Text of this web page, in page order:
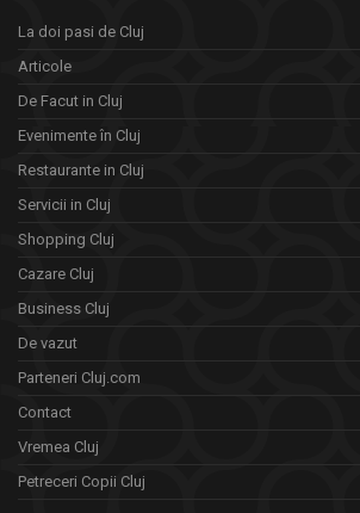
La doi pasi de Cluj
Articole
De Facut in Cluj
Evenimente în Cluj
Restaurante in Cluj
Servicii in Cluj
Shopping Cluj
Cazare Cluj
Business Cluj
De vazut
Parteneri Cluj.com
Contact
Vremea Cluj
Petreceri Copii Cluj